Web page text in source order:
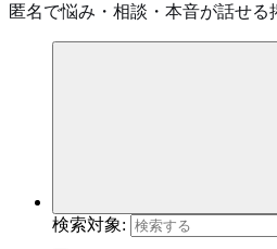
匿名で悩み・相談・本音が話せる
検索対象: